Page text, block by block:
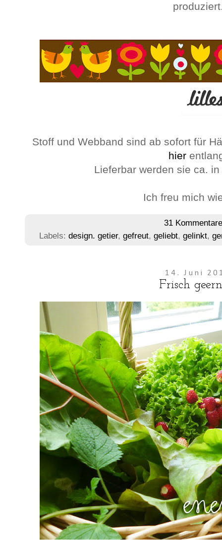
Stoff und Webband sind ab sofort für
hier
Lieferbar werden sie ca.
Ich freu mich
31
Labels:design. getier,gefreut,geliebt,gelinkt,
14. Juni
Frisch